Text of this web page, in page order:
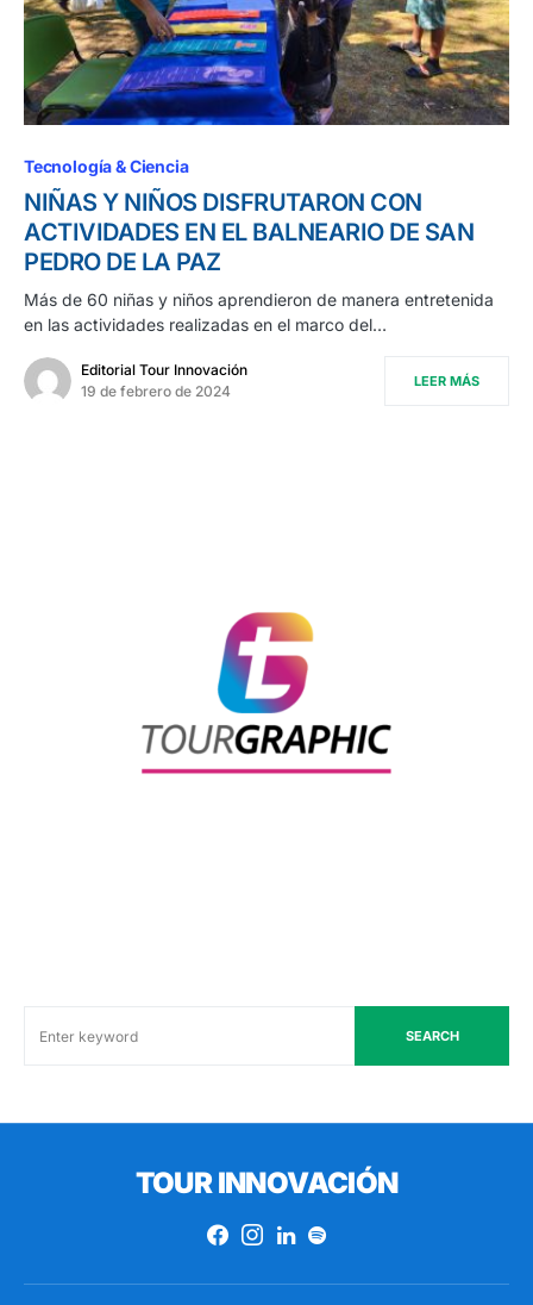
Tecnología & Ciencia
NIÑAS Y NIÑOS DISFRUTARON CON
ACTIVIDADES EN EL BALNEARIO DE SAN
PEDRO DE LA PAZ
Más de 60 niñas y niños aprendieron de manera entretenida
en las actividades realizadas en el marco del…
Editorial Tour Innovación
19 de febrero de 2024
LEER MÁS
SEARCH
TOUR INNOVACIÓN